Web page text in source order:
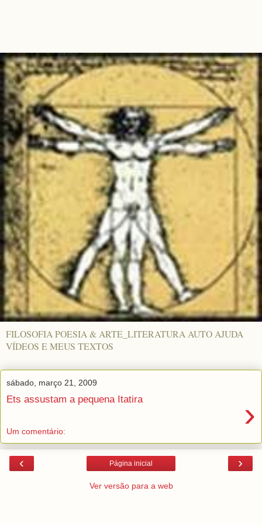
FILOSOFIA POESIA & ARTE_LITERATURA AUTO AJUDA
VÍDEOS E MEUS TEXTOS
sábado, março 21, 2009
Ets assustam a pequena Itatira ›
Um comentário:
‹ ›
Página inicial
Ver versão para a web